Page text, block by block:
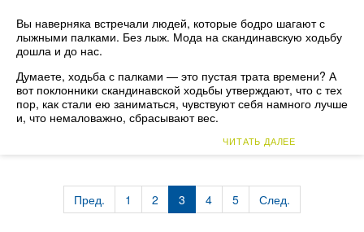
Вы наверняка встречали людей, которые бодро шагают с
лыжными палками. Без лыж. Мода на скандинавскую ходьбу
дошла и до нас.
Думаете, ходьба с палками — это пустая трата времени? А
вот поклонники скандинавской ходьбы утверждают, что с тех
пор, как стали ею заниматься, чувствуют себя намного лучше
и, что немаловажно, сбрасывают вес.
ЧИТАТЬ ДАЛЕЕ
Пред. 1 2 3 4 5 След.